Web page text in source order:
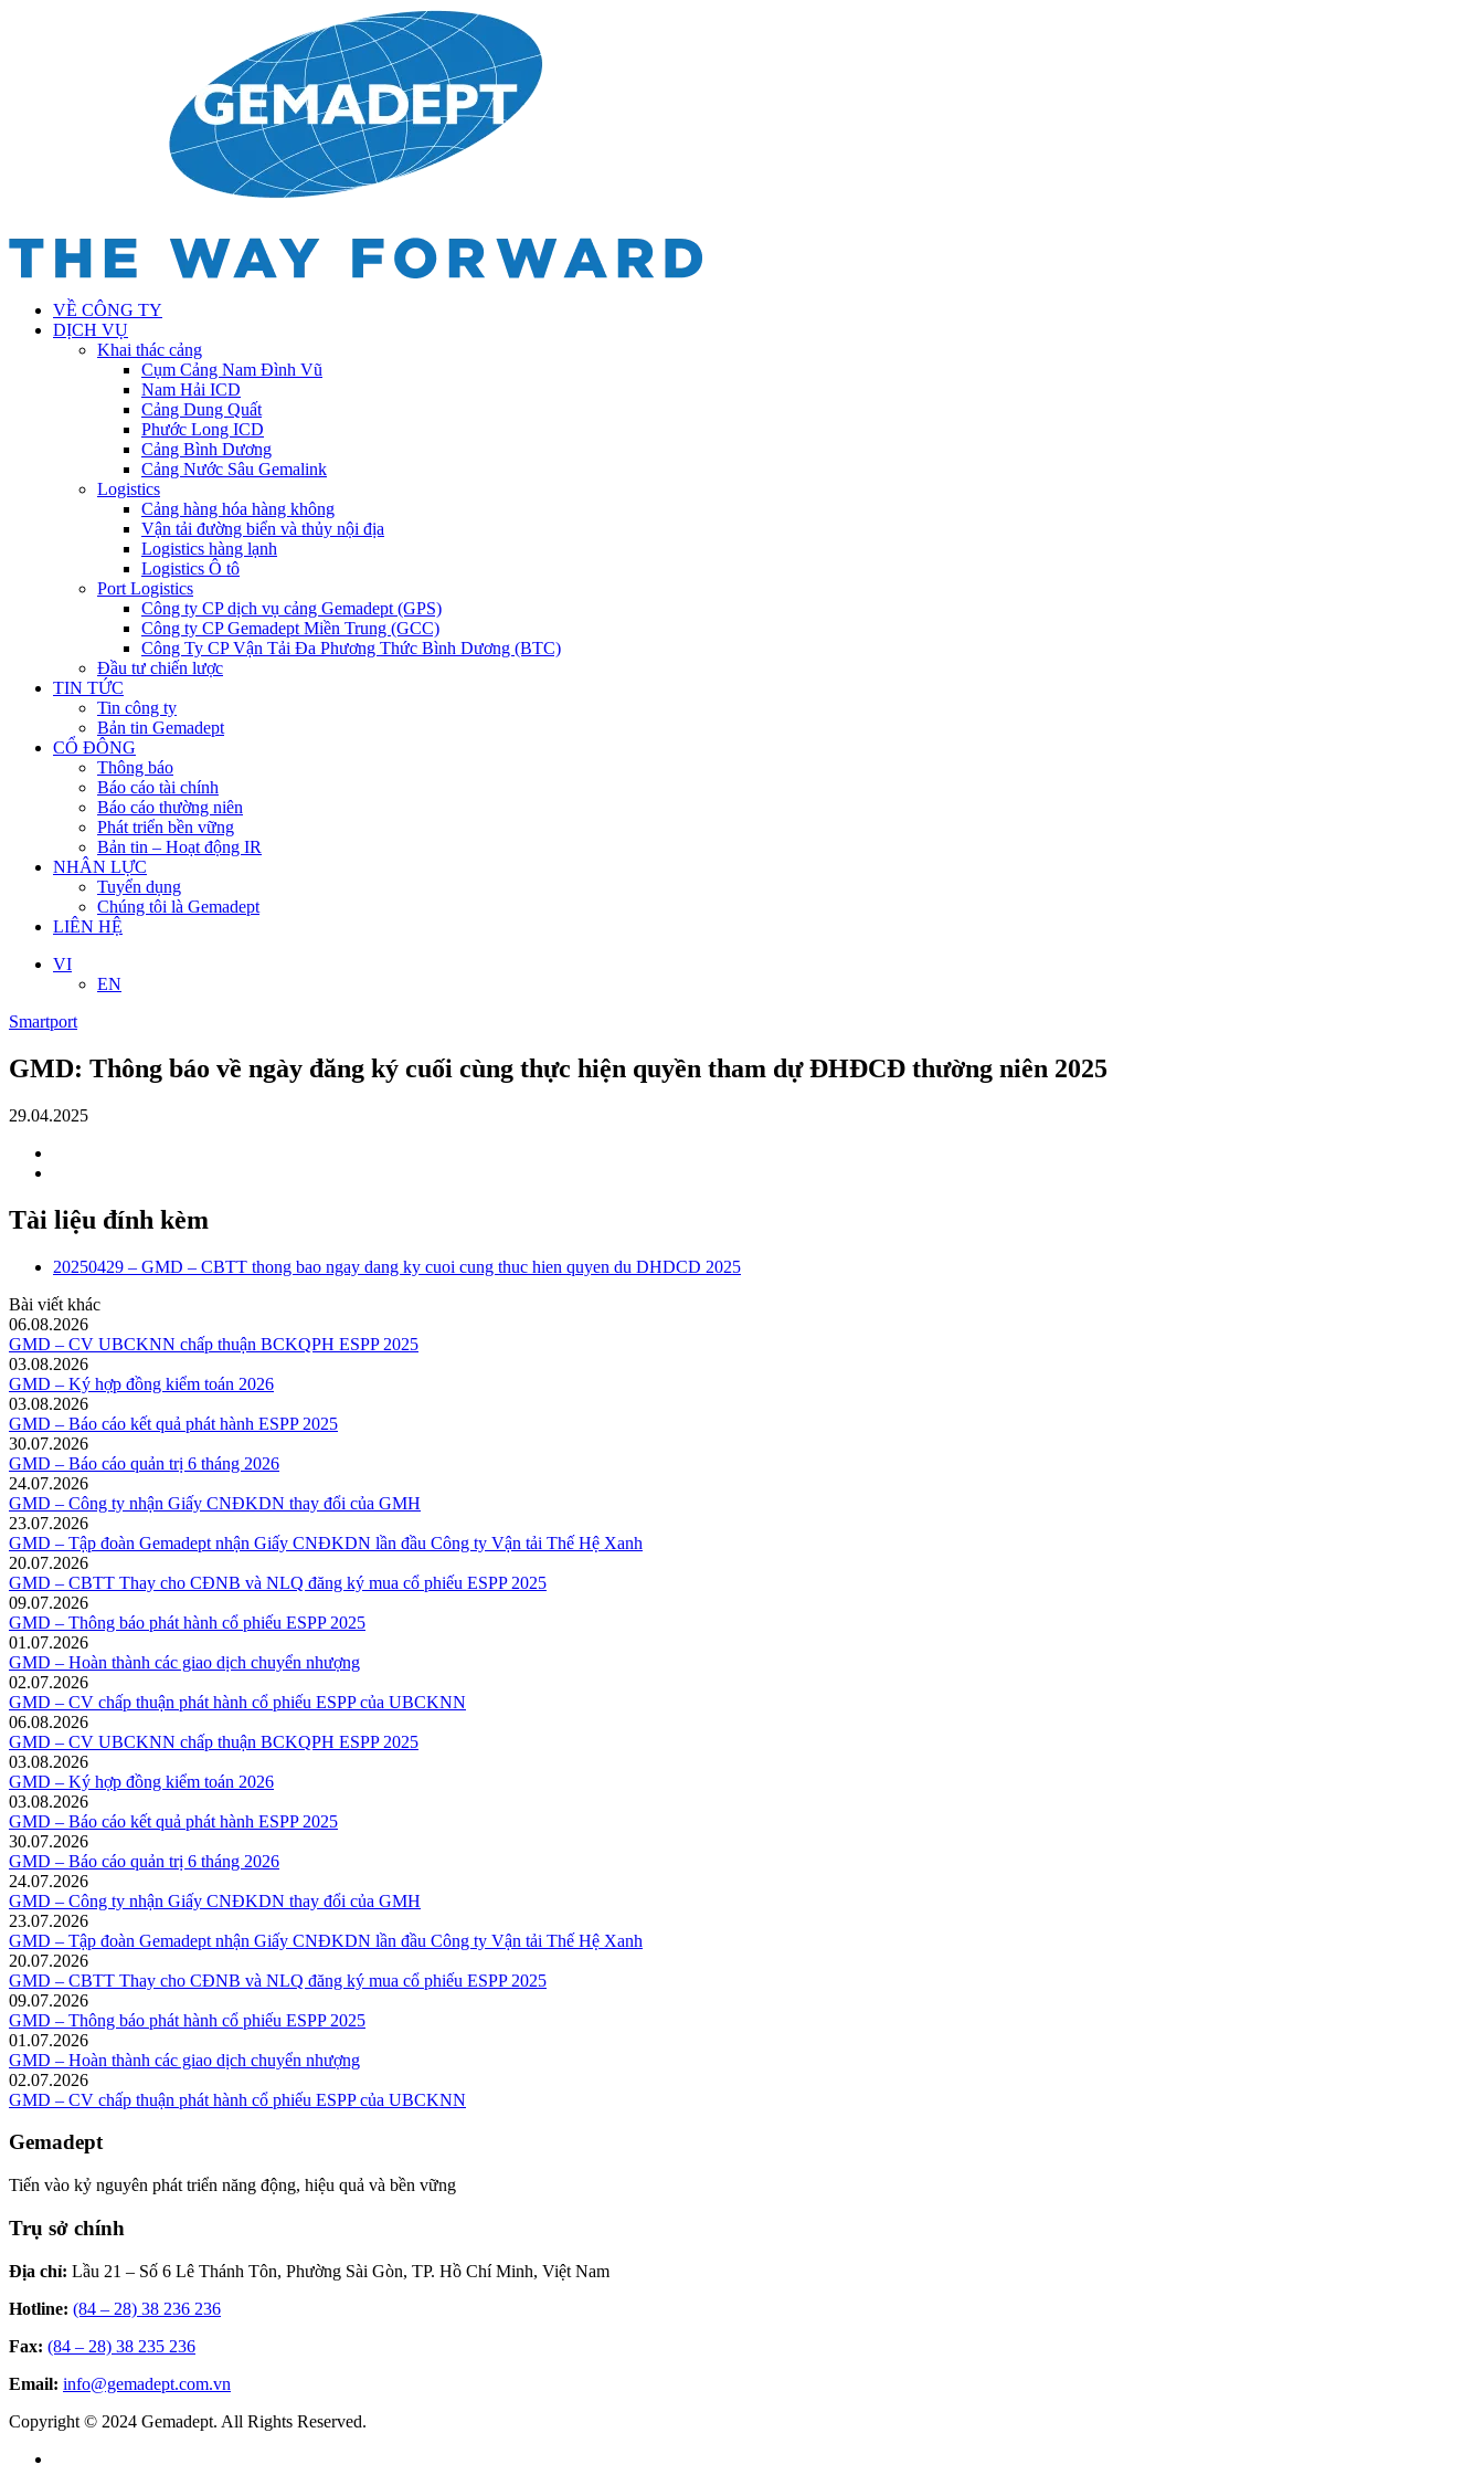
VỀ CÔNG TY
DỊCH VỤ
Khai thác cảng
Cụm Cảng Nam Đình Vũ
Nam Hải ICD
Cảng Dung Quất
Phước Long ICD
Cảng Bình Dương
Cảng Nước Sâu Gemalink
Logistics
Cảng hàng hóa hàng không
Vận tải đường biển và thủy nội địa
Logistics hàng lạnh
Logistics Ô tô
Port Logistics
Công ty CP dịch vụ cảng Gemadept (GPS)
Công ty CP Gemadept Miền Trung (GCC)
Công Ty CP Vận Tải Đa Phương Thức Bình Dương (BTC)
Đầu tư chiến lược
TIN TỨC
Tin công ty
Bản tin Gemadept
CỔ ĐÔNG
Thông báo
Báo cáo tài chính
Báo cáo thường niên
Phát triển bền vững
Bản tin – Hoạt động IR
NHÂN LỰC
Tuyển dụng
Chúng tôi là Gemadept
LIÊN HỆ
VI
EN
Smartport
GMD: Thông báo về ngày đăng ký cuối cùng thực hiện quyền tham dự ĐHĐCĐ thường niên 2025
29.04.2025
Tài liệu đính kèm
20250429 – GMD – CBTT thong bao ngay dang ky cuoi cung thuc hien quyen du DHDCD 2025
Bài viết khác
06.08.2026
GMD – CV UBCKNN chấp thuận BCKQPH ESPP 2025
03.08.2026
GMD – Ký hợp đồng kiểm toán 2026
03.08.2026
GMD – Báo cáo kết quả phát hành ESPP 2025
30.07.2026
GMD – Báo cáo quản trị 6 tháng 2026
24.07.2026
GMD – Công ty nhận Giấy CNĐKDN thay đổi của GMH
23.07.2026
GMD – Tập đoàn Gemadept nhận Giấy CNĐKDN lần đầu Công ty Vận tải Thế Hệ Xanh
20.07.2026
GMD – CBTT Thay cho CĐNB và NLQ đăng ký mua cổ phiếu ESPP 2025
09.07.2026
GMD – Thông báo phát hành cổ phiếu ESPP 2025
01.07.2026
GMD – Hoàn thành các giao dịch chuyển nhượng
02.07.2026
GMD – CV chấp thuận phát hành cổ phiếu ESPP của UBCKNN
06.08.2026
GMD – CV UBCKNN chấp thuận BCKQPH ESPP 2025
03.08.2026
GMD – Ký hợp đồng kiểm toán 2026
03.08.2026
GMD – Báo cáo kết quả phát hành ESPP 2025
30.07.2026
GMD – Báo cáo quản trị 6 tháng 2026
24.07.2026
GMD – Công ty nhận Giấy CNĐKDN thay đổi của GMH
23.07.2026
GMD – Tập đoàn Gemadept nhận Giấy CNĐKDN lần đầu Công ty Vận tải Thế Hệ Xanh
20.07.2026
GMD – CBTT Thay cho CĐNB và NLQ đăng ký mua cổ phiếu ESPP 2025
09.07.2026
GMD – Thông báo phát hành cổ phiếu ESPP 2025
01.07.2026
GMD – Hoàn thành các giao dịch chuyển nhượng
02.07.2026
GMD – CV chấp thuận phát hành cổ phiếu ESPP của UBCKNN
Gemadept
Tiến vào kỷ nguyên phát triển năng động, hiệu quả và bền vững
Trụ sở chính
Địa chỉ: Lầu 21 – Số 6 Lê Thánh Tôn, Phường Sài Gòn, TP. Hồ Chí Minh, Việt Nam
Hotline: (84 – 28) 38 236 236
Fax: (84 – 28) 38 235 236
Email: info@gemadept.com.vn
Copyright © 2024 Gemadept. All Rights Reserved.